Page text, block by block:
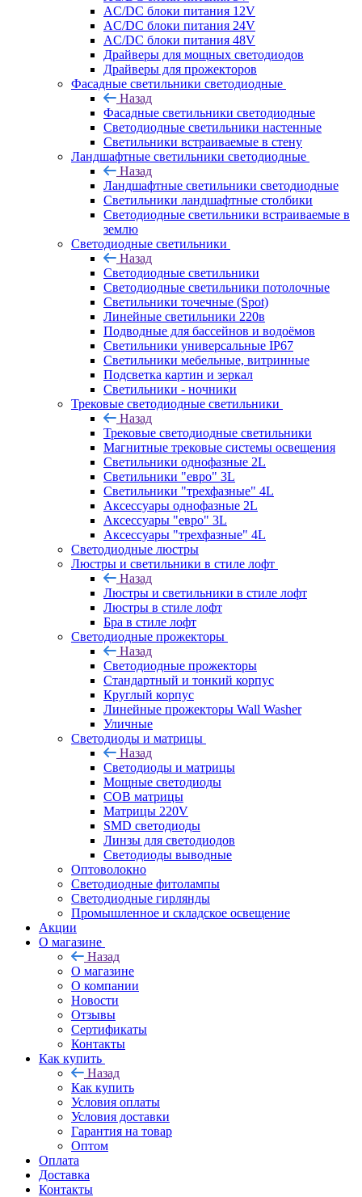
AC/DC блоки питания 12V
AC/DC блоки питания 24V
AC/DC блоки питания 48V
Драйверы для мощных светодиодов
Драйверы для прожекторов
Фасадные светильники светодиодные
Назад
Фасадные светильники светодиодные
Светодиодные светильники настенные
Светильники встраиваемые в стену
Ландшафтные светильники светодиодные
Назад
Ландшафтные светильники светодиодные
Светильники ландшафтные столбики
Светодиодные светильники встраиваемые в
землю
Светодиодные светильники
Назад
Светодиодные светильники
Светодиодные светильники потолочные
Светильники точечные (Spot)
Линейные светильники 220в
Подводные для бассейнов и водоёмов
Светильники универсальные IP67
Светильники мебельные, витринные
Подсветка картин и зеркал
Светильники - ночники
Трековые светодиодные светильники
Назад
Трековые светодиодные светильники
Магнитные трековые системы освещения
Светильники однофазные 2L
Светильники "евро" 3L
Светильники "трехфазные" 4L
Аксессуары однофазные 2L
Аксессуары "евро" 3L
Аксессуары "трехфазные" 4L
Светодиодные люстры
Люстры и светильники в стиле лофт
Назад
Люстры и светильники в стиле лофт
Люстры в стиле лофт
Бра в стиле лофт
Светодиодные прожекторы
Назад
Светодиодные прожекторы
Стандартный и тонкий корпус
Круглый корпус
Линейные прожекторы Wall Washer
Уличные
Светодиоды и матрицы
Назад
Светодиоды и матрицы
Мощные светодиоды
COB матрицы
Матрицы 220V
SMD светодиоды
Линзы для светодиодов
Светодиоды выводные
Оптоволокно
Светодиодные фитолампы
Светодиодные гирлянды
Промышленное и складское освещение
Акции
О магазине
Назад
О магазине
О компании
Новости
Отзывы
Сертификаты
Контакты
Как купить
Назад
Как купить
Условия оплаты
Условия доставки
Гарантия на товар
Оптом
Оплата
Доставка
Контакты